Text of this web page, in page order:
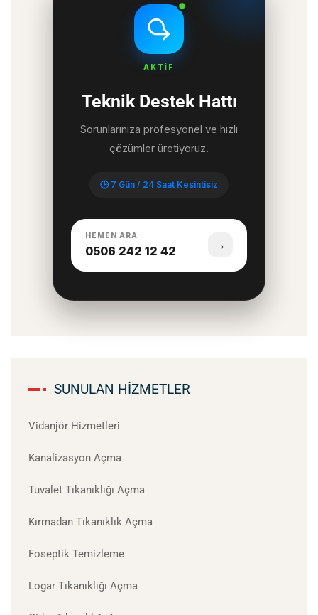
AKTİF
Teknik Destek Hattı
Sorunlarınıza profesyonel ve hızlı
çözümler üretiyoruz.
🕒7 Gün / 24 Saat Kesintisiz
HEMEN ARA
0506 242 12 42 →
SUNULAN HIZMETLER
Vidanjör Hizmetleri
Kanalizasyon Açma
Tuvalet Tıkanıklığı Açma
Kırmadan Tıkanıklık Açma
Foseptik Temizleme
Logar Tıkanıklığı Açma